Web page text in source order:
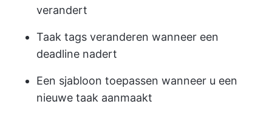
verandert
Taak tags veranderen wanneer een
deadline nadert
Een sjabloon toepassen wanneer u een
nieuwe taak aanmaakt